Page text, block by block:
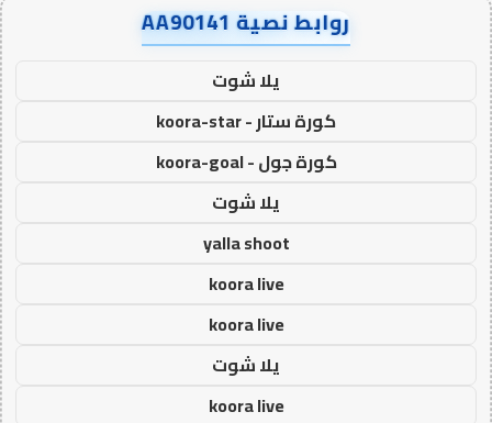
روابط نصية AA90141
يلا شوت
كورة ستار - koora-star
كورة جول - koora-goal
يلا شوت
yalla shoot
koora live
koora live
يلا شوت
koora live